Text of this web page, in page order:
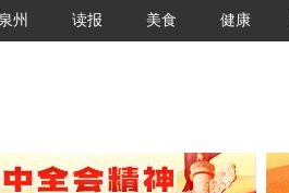
州 读报 美食 健康